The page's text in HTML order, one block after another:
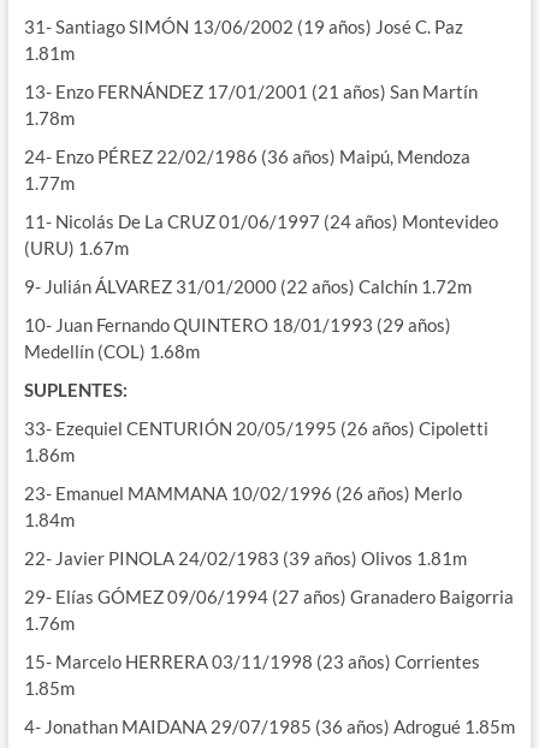
31- Santiago SIMÓN 13/06/2002 (19 años) José C. Paz
1.81m
13- Enzo FERNÁNDEZ 17/01/2001 (21 años) San Martín
1.78m
24- Enzo PÉREZ 22/02/1986 (36 años) Maipú, Mendoza
1.77m
11- Nicolás De La CRUZ 01/06/1997 (24 años) Montevideo
(URU) 1.67m
9- Julián ÁLVAREZ 31/01/2000 (22 años) Calchín 1.72m
10- Juan Fernando QUINTERO 18/01/1993 (29 años)
Medellín (COL) 1.68m
SUPLENTES:
33- Ezequiel CENTURIÓN 20/05/1995 (26 años) Cipoletti
1.86m
23- Emanuel MAMMANA 10/02/1996 (26 años) Merlo
1.84m
22- Javier PINOLA 24/02/1983 (39 años) Olivos 1.81m
29- Elías GÓMEZ 09/06/1994 (27 años) Granadero Baigorria
1.76m
15- Marcelo HERRERA 03/11/1998 (23 años) Corrientes
1.85m
4- Jonathan MAIDANA 29/07/1985 (36 años) Adrogué 1.85m